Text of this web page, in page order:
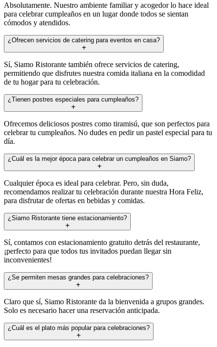
Absolutamente. Nuestro ambiente familiar y acogedor lo hace ideal
para celebrar cumpleaños en un lugar donde todos se sientan
cómodos y atendidos.
¿Ofrecen servicios de catering para eventos en casa?
Sí, Siamo Ristorante también ofrece servicios de catering,
permitiendo que disfrutes nuestra comida italiana en la comodidad
de tu hogar para tu celebración.
¿Tienen postres especiales para cumpleaños?
Ofrecemos deliciosos postres como tiramisú, que son perfectos para
celebrar tu cumpleaños. No dudes en pedir un pastel especial para tu
día.
¿Cuál es la mejor época para celebrar un cumpleaños en Siamo?
Cualquier época es ideal para celebrar. Pero, sin duda,
recomendamos realizar tu celebración durante nuestra Hora Feliz,
para disfrutar de ofertas en bebidas y comidas.
¿Siamo Ristorante tiene estacionamiento?
Sí, contamos con estacionamiento gratuito detrás del restaurante,
¡perfecto para que todos tus invitados puedan llegar sin
inconvenientes!
¿Se permiten mesas grandes para celebraciones?
Claro que sí, Siamo Ristorante da la bienvenida a grupos grandes.
Solo es necesario hacer una reservación anticipada.
¿Cuál es el plato más popular para celebraciones?